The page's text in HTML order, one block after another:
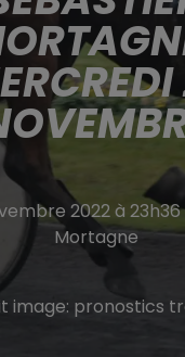
2022 à
Mortagne
image: pronostics